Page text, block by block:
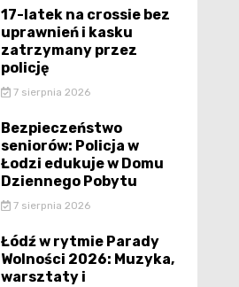
17-latek na crossie bez
uprawnień i kasku
zatrzymany przez
policję
7 sierpnia 2026
Bezpieczeństwo
seniorów: Policja w
Łodzi edukuje w Domu
Dziennego Pobytu
7 sierpnia 2026
Łódź w rytmie Parady
Wolności 2026: Muzyka,
warsztaty i